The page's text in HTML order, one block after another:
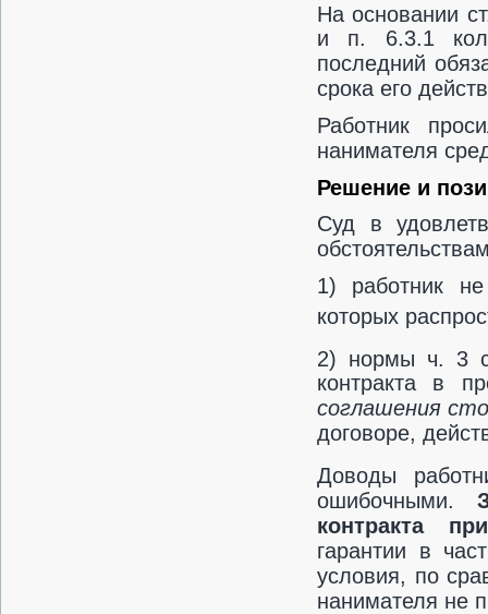
На основании
и п. 6.3.1
последний
срока его
Работник
нанимателя
Решение и
Суд в
1) работник
которых
2) нормы ч. 3
контракта в
соглашения
договоре,
Доводы
ошибочными.
контракта
гарантии в
условия, по
нанимателя не